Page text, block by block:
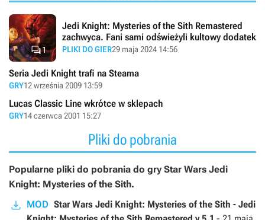
1
Jedi Knight: Mysteries of the Sith Remastered
zachwyca. Fani sami odświeżyli kultowy dodatek
PLIKI DO GIER29 maja 2024 14:56
Seria Jedi Knight trafi na Steama
GRY12 września 2009 13:59
Lucas Classic Line wkrótce w sklepach
GRY14 czerwca 2001 15:27
Pliki do pobrania
Popularne pliki do pobrania do gry Star Wars Jedi
Knight: Mysteries of the Sith.
MOD Star Wars Jedi Knight: Mysteries of the Sith - Jedi